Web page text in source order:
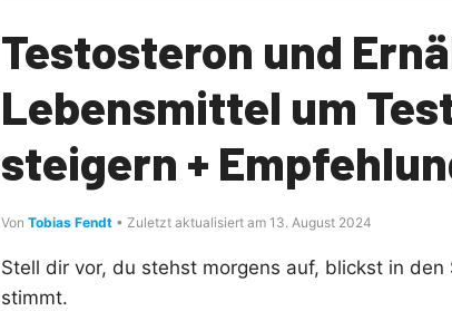
Testosteron und
Lebensmittel um
steigern +
Von Tobias Fendt • Zuletzt aktualisiert am 13. August 2024
Stell dir vor, du stehst morgens auf, blickst in
stimmt.